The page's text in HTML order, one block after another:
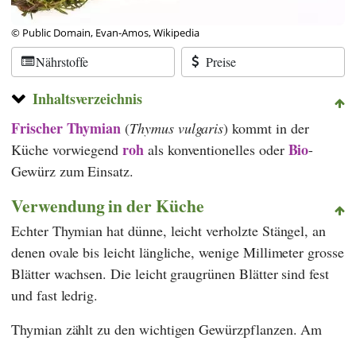
© Public Domain, Evan-Amos, Wikipedia
Nährstoffe Preise
Inhaltsverzeichnis
Frischer Thymian (Thymus vulgaris) kommt in der
Küche vorwiegendroh als konventionelles oder Bio-
Gewürz zum Einsatz.
Verwendung in der Küche
Echter Thymian hat dünne, leicht verholzte Stängel, an
denen ovale bis leicht längliche, wenige Millimeter grosse
Blätter wachsen. Die leicht graugrünen Blätter sind fest
und fast ledrig.
Thymian zählt zu den wichtigen Gewürzpflanzen. Am